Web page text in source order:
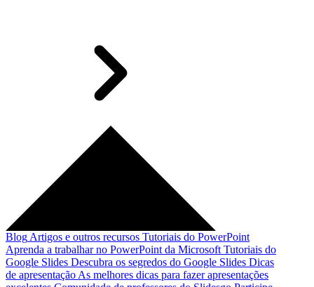
Blog Artigos e outros recursos Tutoriais do PowerPoint
Aprenda a trabalhar no PowerPoint da Microsoft Tutoriais do
Google Slides Descubra os segredos do Google Slides Dicas
de apresentação As melhores dicas para fazer apresentações